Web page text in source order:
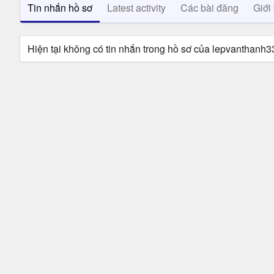
Tin nhắn hồ sơ Latest activity Các bài đăng Giới
Hiện tại không có tin nhắn trong hồ sơ của